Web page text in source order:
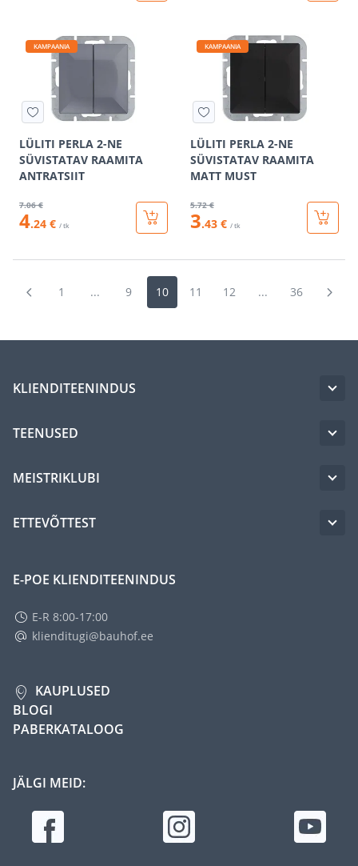
KAMPAANIA
LÜLITI PERLA 2-NE
SÜVISTATAV RAAMITA
ANTRATSIIT
7.06 €
4.24 € / tk
KAMPAANIA
LÜLITI PERLA 2-NE
SÜVISTATAV RAAMITA
MATT MUST
5.72 €
3.43 € / tk
1 ... 9 10 11 12 ... 36
KLIENDITEENINDUS
TEENUSED
MEISTRIKLUBI
ETTEVÕTTEST
E-POE KLIENDITEENINDUS
E-R 8:00-17:00
klienditugi@bauhof.ee
KAUPLUSED
BLOGI
PABERKATALOOG
JÄLGI MEID: